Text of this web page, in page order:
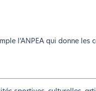
l’ANPEA qui donne les